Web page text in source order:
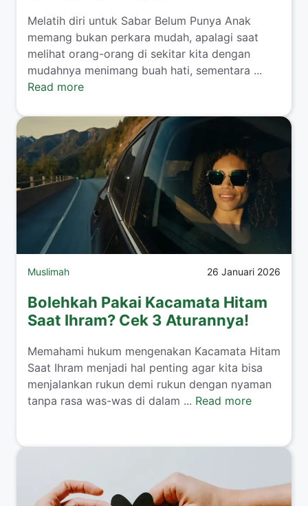
​Melatih diri untuk Sabar Belum Punya Anak
memang bukan perkara mudah, apalagi saat
melihat orang-orang di sekitar kita dengan
mudahnya menimang buah hati, sementara ...
Read more
Muslimah 26 Januari 2026
Bolehkah Pakai Kacamata Hitam
Saat Ihram? Cek 3 Aturannya!
​Memahami hukum mengenakan Kacamata Hitam
Saat Ihram menjadi hal penting agar kita bisa
menjalankan rukun demi rukun dengan nyaman
tanpa rasa was-was di dalam ... Read more